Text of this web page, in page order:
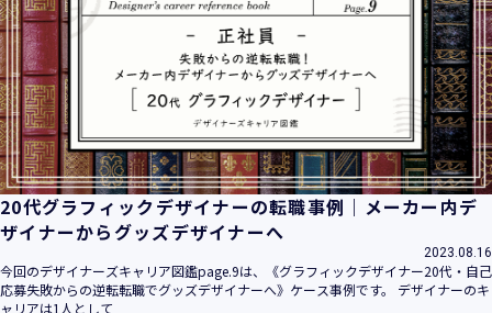
20代グラフィックデザイナーの転職事例｜メーカー内デ
ザイナーからグッズデザイナーへ
2023.08.16
今回のデザイナーズキャリア図鑑page.9は、《グラフィックデザイナー20代・自己
応募失敗からの逆転転職でグッズデザイナーへ》ケース事例です。 デザイナーのキ
ャリアは1人として